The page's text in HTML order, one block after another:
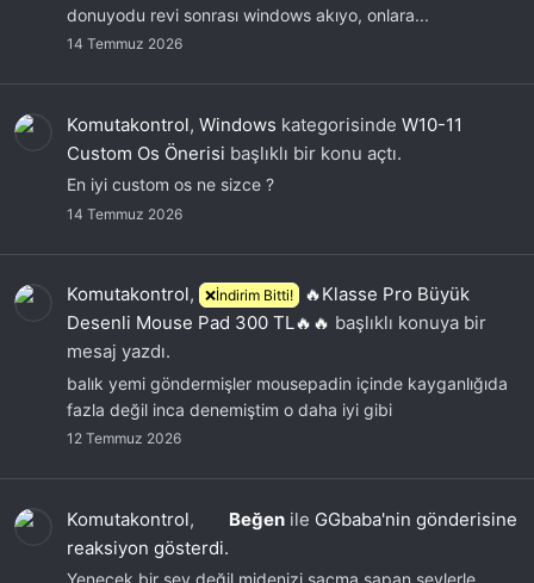
donuyodu revi sonrası windows akıyo, onlara...
14 Temmuz 2026
Komutakontrol, Windows kategorisinde W10-11
Custom Os Önerisi başlıklı bir konu açtı.
En iyi custom os ne sizce ?
14 Temmuz 2026
Komutakontrol, ❌İndirim Bitti!
🔥Klasse Pro Büyük
Desenli Mouse Pad 300 TL🔥🔥 başlıklı konuya bir
mesaj yazdı.
balık yemi göndermişler mousepadin içinde kayganlığıda
fazla değil inca denemiştim o daha iyi gibi
12 Temmuz 2026
Komutakontrol, Beğen ile GGbaba'nin gönderisine
reaksiyon gösterdi.